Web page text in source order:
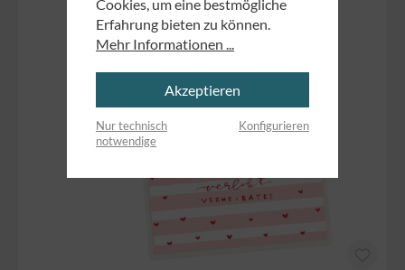
Cookies, um eine bestmögliche
Erfahrung bieten zu können.
Mehr Informationen ...
Akzeptieren
Nur technisch
notwendige
Konfigurieren